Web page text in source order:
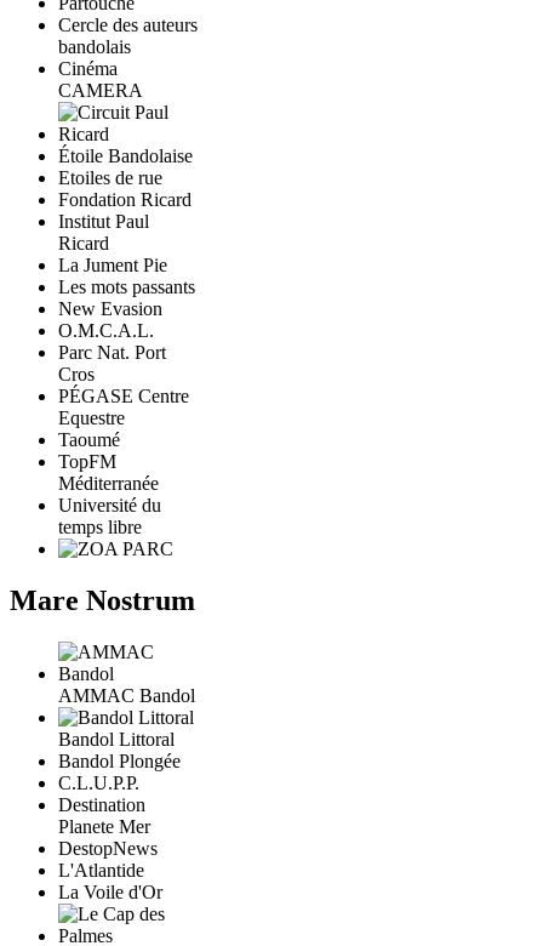
Cercle des auteurs
bandolais
Cinéma
CAMERA
Étoile Bandolaise
Etoiles de rue
Fondation Ricard
Institut Paul
Ricard
La Jument Pie
Les mots passants
New Evasion
O.M.C.A.L.
Parc Nat. Port
Cros
PÉGASE Centre
Equestre
Taoumé
TopFM
Méditerranée
Université du
temps libre
Mare Nostrum
AMMAC Bandol
Bandol Littoral
Bandol Plongée
C.L.U.P.P.
Destination
Planete Mer
DestopNews
L'Atlantide
La Voile d'Or